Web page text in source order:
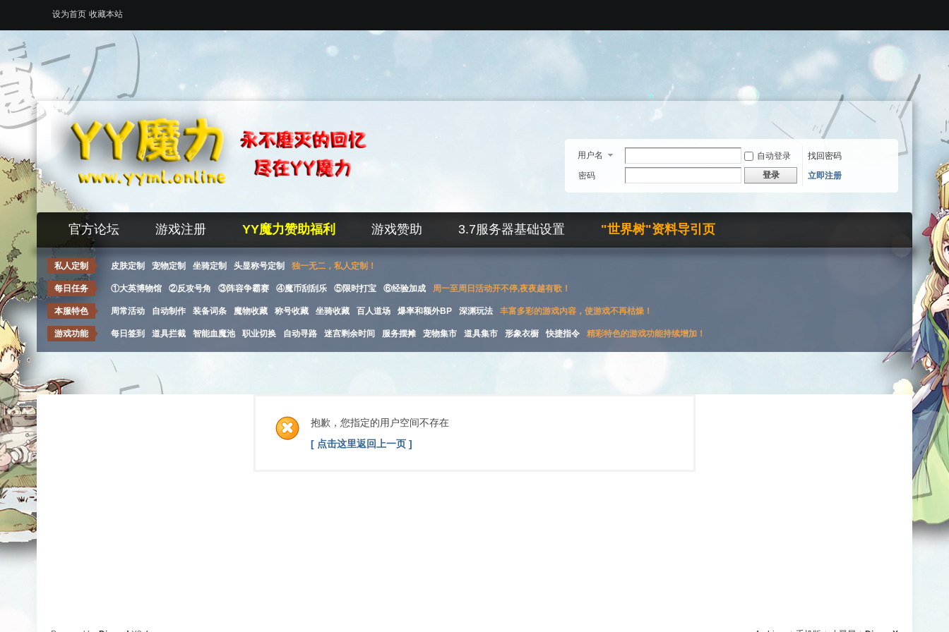
设为首页 收藏本站
用户名 自动登录
找回密码
密码
登录 立即注册
官方论坛 游戏注册 YY魔力赞助福利 游戏赞助 3.7服务器基础设置 "世界树"资料导引页
私人定制 皮肤定制 宠物定制 坐骑定制 头显称号定制 独一无二，私人定制！
每日任务 ①大英博物馆 ②反攻号角 ③阵容争霸赛 ④魔币刮刮乐 ⑤限时打宝 ⑥经验加成 周一至周日活动开不停,夜夜越有歌！
本服特色 周常活动 自动制作 装备词条 魔物收藏 称号收藏 坐骑收藏 百人道场 爆率和额外BP 深渊玩法 丰富多彩的游戏内容，使游戏不再枯燥！
游戏功能 每日签到 道具拦截 智能血魔池 职业切换 自动寻路 迷宫剩余时间 服务摆摊 宠物集市 道具集市 形象衣橱 快捷指令 精彩特色的游戏功能持续增加！
抱歉，您指定的用户空间不存在
[ 点击这里返回上一页 ]